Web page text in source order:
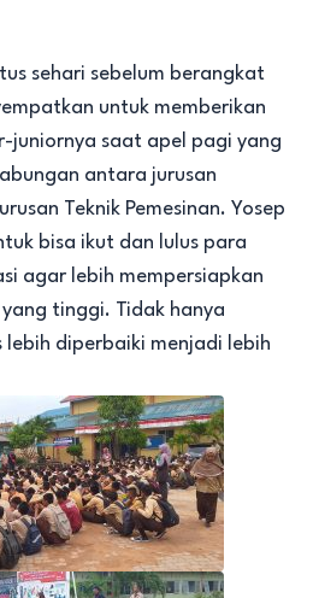
sehari sebelum berangkat
untuk memberikan
juniornya saat apel pagi yang
antara jurusan
Teknik Pemesinan. Yosep
bisa ikut dan lulus para
agar lebih mempersiapkan
tinggi. Tidak hanya
lebih diperbaiki menjadi lebih